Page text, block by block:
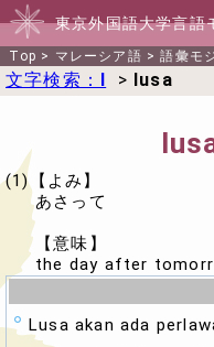
東京外国語大学言語
Top > マレーシア語 >語彙モ
文字検索： l > lusa
(1)【よみ】
あさって
【意味】
the day after
Lusa akan ada